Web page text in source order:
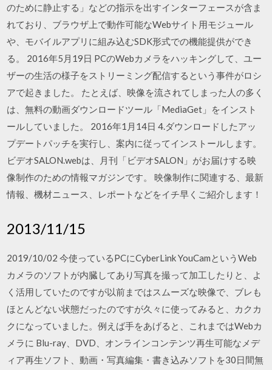
のために静止する」などの指示を出すインターフェースが含ま
れており、ブラウザ上で動作可能なWebサイト用モジュール
や、モバイルアプリに組み込むSDK形式での機能提供ができ
る。 2016年5月19日 PCのWebカメラをハッキングして、ユー
ザーの生活の様子をストリーミング配信するという事件がロシ
アで起きました。 たとえば、映像を流されてしまった人の多く
は、無料の動画ダウンロードツール「MediaGet」をインスト
ールしていました。 2016年1月14日 4.ダウンロードしたアッ
プデートパッチを実行し、案内に従ってインストールします。
ビデオSALON.webは、月刊「ビデオSALON」がお届けする映
像制作のための情報マガジンです。 映像制作に関連する、最新
情報、機材ニュース、レポートなどをイチ早くご紹介します！
2013/11/15
2019/10/02 今使っているPCにCyberLink YouCamというWeb
カメラのソフトが内臓してあり写真を撮って加工したりと、よ
く活用していたのですが以前まではスムーズな映像で、ブレも
ほとんどない状態だったのですが久々に使ってみると、カクカ
クになっていました。例えば手をあげると、これまではWebカ
メラに Blu-ray、DVD、オンラインコンテンツ再生可能なメデ
ィア再生ソフト、動画・写真編集・書き込みソフトを30日間無